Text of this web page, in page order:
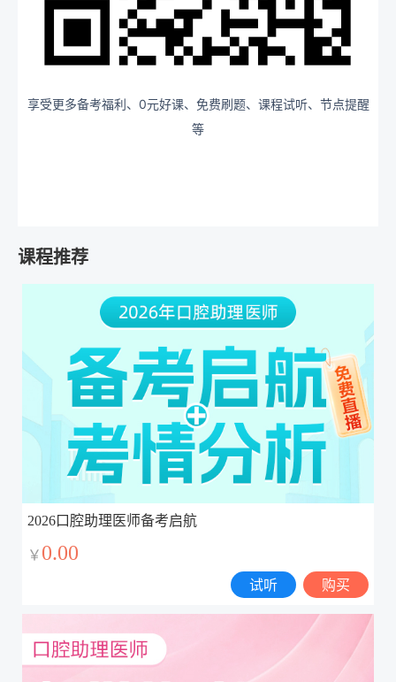
享受更多备考福利、0元好课、免费刷题、课程试听、节点提醒
等
课程推荐
2026口腔助理医师备考启航
￥ 0.00
购买
试听